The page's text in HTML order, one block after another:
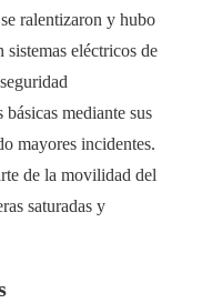
ralentizaron y hubo
eléctricos de
mediante sus
mayores incidentes.
de la movilidad del
saturadas y